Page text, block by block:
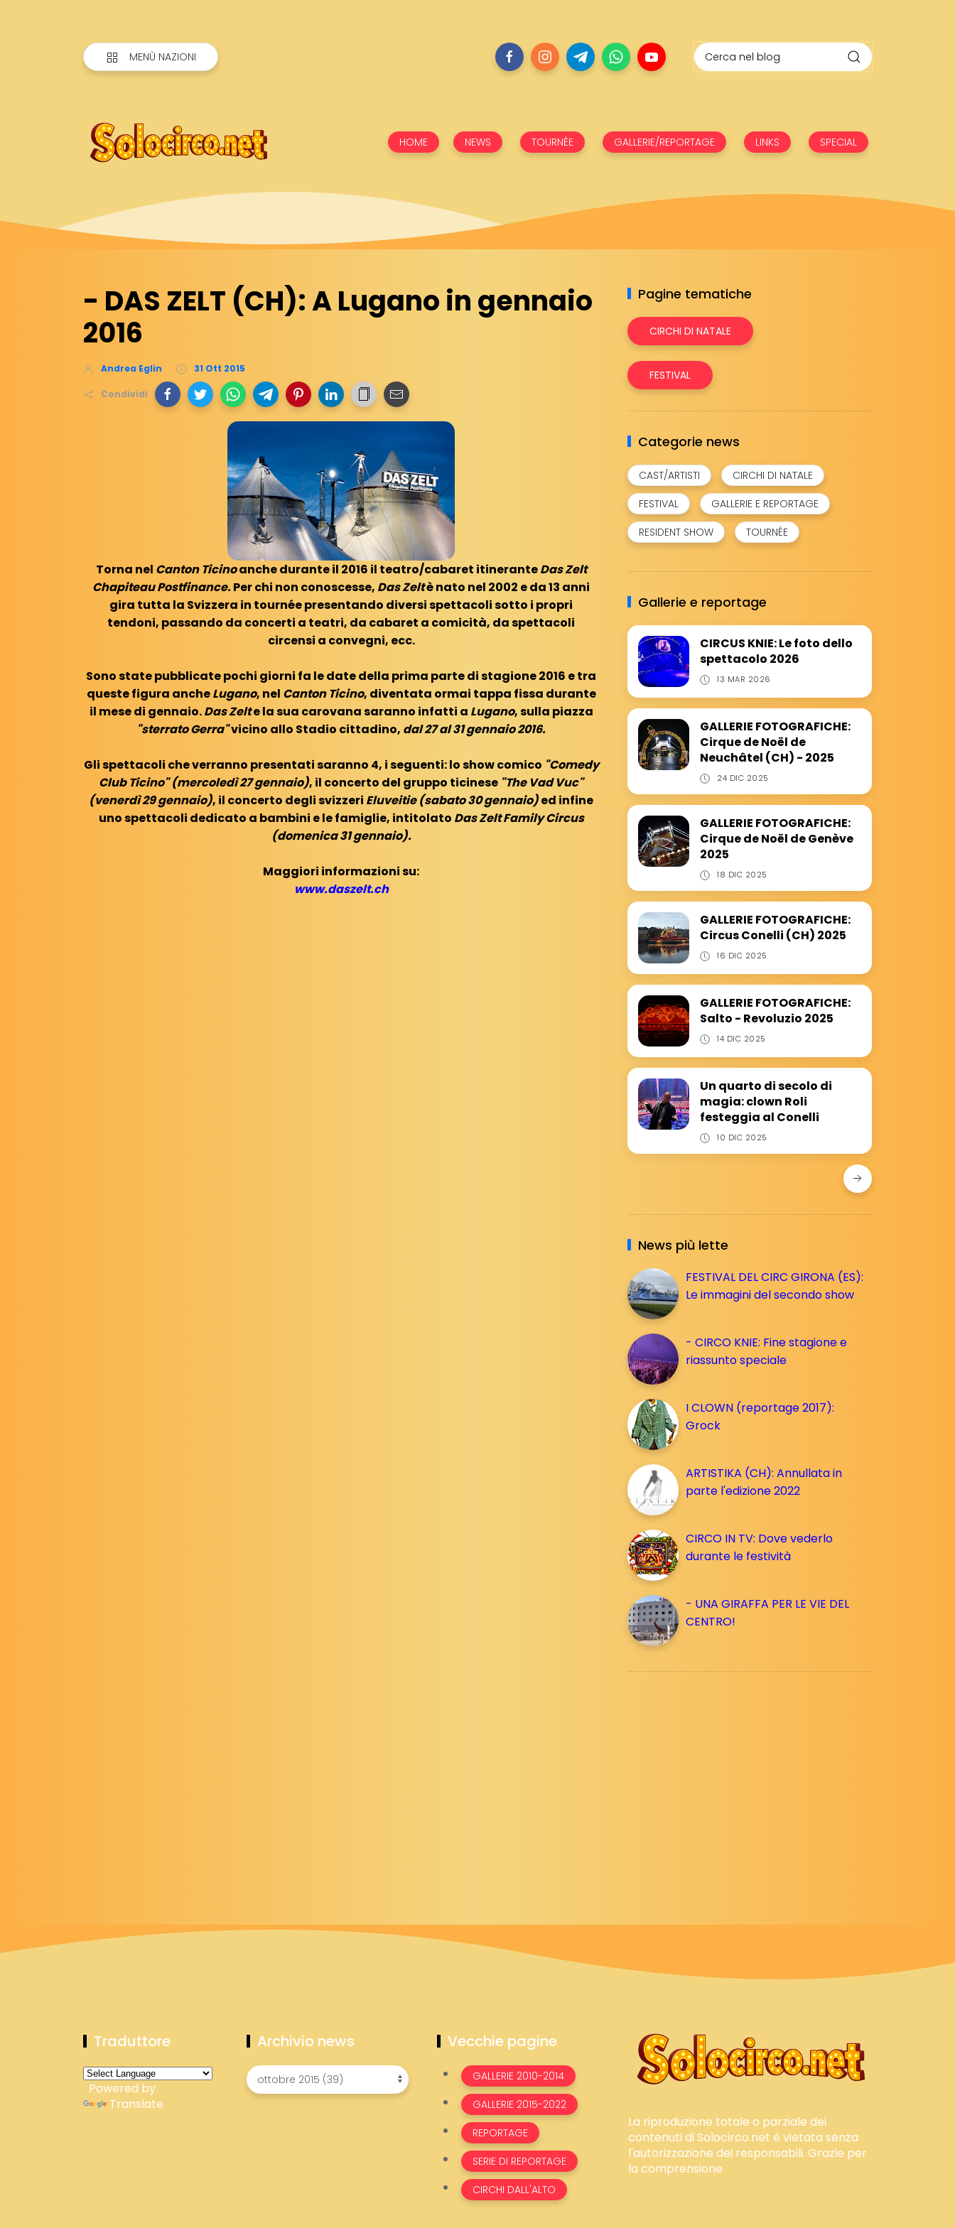
MENÙ NAZIONI
HOME NEWS TOURNÉE GALLERIE/REPORTAGE LINKS SPECIAL
- DAS ZELT (CH): A Lugano in gennaio
2016
Andrea Eglin 31 Ott 2015
Condividi
Torna nel Canton Ticinoanche durante il 2016 il teatro/cabaret itineranteDas Zelt
Chapiteau Postfinance.Per chi non conoscesse, Das Zeltè nato nel 2002 e da 13 anni
gira tutta la Svizzera in tournée presentando diversi spettacoli sotto i propri
tendoni, passando da concerti a teatri, da cabaret a comicità, da spettacoli
circensi a convegni, ecc.
Sono state pubblicate pochi giorni fa le date della prima parte di stagione 2016 e tra
queste figura ancheLugano, nel Canton Ticino, diventata ormai tappa fissa durante
il mese di gennaio.Das Zelte la sua carovana saranno infatti a Lugano, sulla piazza
"sterrato Gerra"vicino allo Stadio cittadino, dal 27 al 31 gennaio 2016.
Gli spettacoli che verranno presentati saranno 4, i seguenti: lo show comico "Comedy
Club Ticino" (mercoledì 27 gennaio), il concerto del gruppo ticinese "The Vad Vuc"
(venerdì 29 gennaio), il concerto degli svizzeri Eluveitie (sabato 30 gennaio)ed infine
uno spettacoli dedicato a bambini e le famiglie, intitolato Das Zelt Family Circus
(domenica 31 gennaio).
Maggiori informazioni su:
www.daszelt.ch
Pagine tematiche
CIRCHI DI NATALE
FESTIVAL
Categorie news
CAST/ARTISTI
CIRCHI DI NATALE
FESTIVAL
GALLERIE E REPORTAGE
RESIDENT SHOW
TOURNÉE
Gallerie e reportage
CIRCUS KNIE: Le foto dello
spettacolo 2026
13 MAR 2026
GALLERIE FOTOGRAFICHE:
Cirque de Noël de
Neuchâtel (CH) - 2025
24 DIC 2025
GALLERIE FOTOGRAFICHE:
Cirque de Noël de Genève
2025
18 DIC 2025
GALLERIE FOTOGRAFICHE:
Circus Conelli (CH) 2025
16 DIC 2025
GALLERIE FOTOGRAFICHE:
Salto - Revoluzio 2025
14 DIC 2025
Un quarto di secolo di
magia: clown Roli
festeggia al Conelli
10 DIC 2025
News più lette
FESTIVAL DEL CIRC GIRONA (ES):
Le immagini del secondo show
- CIRCO KNIE: Fine stagione e
riassunto speciale
I CLOWN (reportage 2017):
Grock
ARTISTIKA (CH): Annullata in
parte l'edizione 2022
CIRCO IN TV: Dove vederlo
durante le festività
- UNA GIRAFFA PER LE VIE DEL
CENTRO!
Traduttore
Powered by
Translate
Archivio news Vecchie pagine
GALLERIE 2010-2014
GALLERIE 2015-2022
REPORTAGE
SERIE DI REPORTAGE
CIRCHI DALL'ALTO
La riproduzione totale o parziale dei
contenuti di Solocirco.net è vietata senza
l'autorizzazione dei responsabili. Grazie per
la comprensione